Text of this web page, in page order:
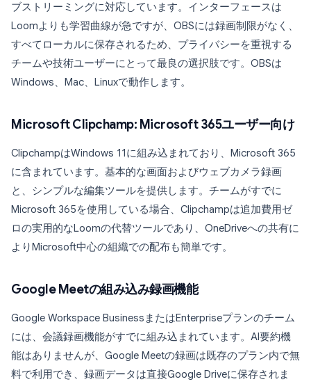
ブストリーミングに対応しています。インターフェースは
Loomよりも学習曲線が急ですが、OBSには録画制限がなく、
すべてローカルに保存されるため、プライバシーを重視する
チームや技術ユーザーにとって最良の選択肢です。OBSは
Windows、Mac、Linuxで動作します。
Microsoft Clipchamp: Microsoft 365ユーザー向け
ClipchampはWindows 11に組み込まれており、Microsoft 365
に含まれています。基本的な画面およびウェブカメラ録画
と、シンプルな編集ツールを提供します。チームがすでに
Microsoft 365を使用している場合、Clipchampは追加費用ゼ
ロの実用的なLoomの代替ツールであり、OneDriveへの共有に
よりMicrosoft中心の組織での配布も簡単です。
Google Meetの組み込み録画機能
Google Workspace BusinessまたはEnterpriseプランのチーム
には、会議録画機能がすでに組み込まれています。AI要約機
能はありませんが、Google Meetの録画は既存のプラン内で無
料で利用でき、録画データは直接Google Driveに保存されま